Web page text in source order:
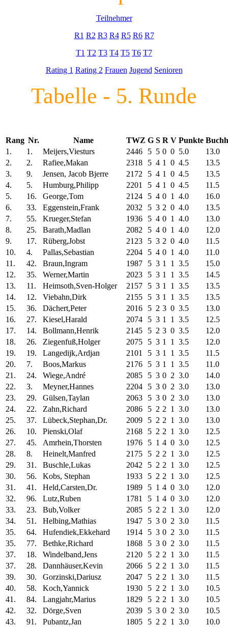
Teilnehmer
R1 R2 R3 R4 R5 R6 R7
T1 T2 T3 T4 T5 T6 T7
Rating 1 Rating 2 Frauen Jugend Senioren
Tabelle - 5. Runde
Rang Nr. Name TWZ G S R V Punkte
1.
1. Meijers,Viesturs 2446 5 5 0 0 5.0
13.0
2.
2. Rafiee,Makan 2318 5 4 1 0 4.5
13.5
3.
9. Jensen, Jacob Bjerre 2172 5 4 1 0 4.5
13.5
4.
5. Humburg,Philipp 2201 5 4 1 0 4.5
11.5
5.
16. George,Tom 2124 5 4 0 1 4.0
16.0
6.
33. Eggenstein,Frank 2032 5 3 2 0 4.0
13.5
7.
55. Krueger,Stefan 1936 5 4 0 1 4.0
13.0
8.
25. Barath,Madlan 2082 5 4 0 1 4.0
12.0
9.
17. Rüberg,Jobst 2123 5 3 2 0 4.0
11.5
10.
4. Pallas,Sebastian 2204 5 4 0 1 4.0
11.0
11.
42. Braun,Ingram 1987 5 3 1 1 3.5
15.0
12.
35. Werner,Martin 2023 5 3 1 1 3.5
14.5
13.
11. Heimsoth,Sven-Holger 2157 5 3 1 1 3.5
13.5
14.
12. Viebahn,Dirk 2155 5 3 1 1 3.5
13.5
15.
36. Dächert,Peter 2016 5 2 3 0 3.5
13.0
16.
27. Kiesel,Harald 2074 5 3 1 1 3.5
12.5
17.
14. Bollmann,Henrik 2145 5 2 3 0 3.5
12.0
18.
26. Ziegenfuß,Holger 2075 5 3 1 1 3.5
12.0
19.
19. Langedijk,Ardjan 2101 5 3 1 1 3.5
11.5
20.
7. Boos,Markus 2176 5 3 1 1 3.5
11.0
21.
24. Wiege,André 2085 5 3 0 2 3.0
14.0
22.
3. Meyner,Hannes 2204 5 3 0 2 3.0
13.0
23.
29. Gülsen,Taylan 2063 5 3 0 2 3.0
13.0
24.
22. Zahn,Richard 2086 5 2 2 1 3.0
13.0
25.
37. Lübeck,Stephan,Dr. 2009 5 2 2 1 3.0
13.0
26.
10. Pienski,Olaf 2168 5 2 2 1 3.0
12.5
27.
45. Amrhein,Thorsten 1976 5 1 4 0 3.0
12.5
28.
8. Heinelt,Manfred 2175 5 2 2 1 3.0
12.5
29.
31. Buschle,Lukas 2042 5 2 2 1 3.0
12.5
30.
56. Kobs, Stephan 1933 5 2 2 1 3.0
12.5
31.
41. Held,Carsten,Dr. 1989 5 1 4 0 3.0
12.0
32.
96. Lutz,Ruben 1781 5 1 4 0 3.0
12.0
33.
23. Bub,Volker 2085 5 2 2 1 3.0
12.0
34.
51. Helbing,Mathias 1947 5 3 0 2 3.0
11.5
35.
64. Hufendiek,Ekkehard 1914 5 3 0 2 3.0
11.5
35.
77. Bethke,Richard 1868 5 3 0 2 3.0
11.5
37.
18. Windelband,Jens 2120 5 2 2 1 3.0
11.5
37.
28. Dannhäuser,Kevin 2066 5 2 2 1 3.0
11.5
39.
30. Gorzinski,Dariusz 2047 5 2 2 1 3.0
11.5
40.
58. Koch,Yannick 1930 5 2 2 1 3.0
10.5
41.
84. Langjahr,Marius 1829 5 2 2 1 3.0
10.5
42.
32. Dörge,Sven 2039 5 3 0 2 3.0
10.5
43.
91. Pubantz,Jan 1805 5 2 2 1 3.0
10.0